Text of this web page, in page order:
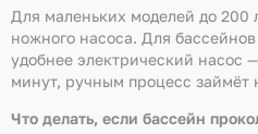
Для маленьких моделей до 200
ножного насоса. Для
удобнее электрический насос
минут, ручным процесс займёт
Что делать, если бассейн